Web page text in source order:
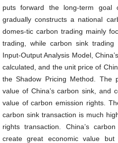
puts forward the long-term goal
gradually constructs a national
domes-tic carbon trading mainly
trading, while carbon sink
Input-Output Analysis Model,
calculated, and the unit price of
the Shadow Pricing Method. The
value of China’s carbon sink, and
value of carbon emission rights.
carbon sink transaction is much
rights transaction. China’s
create great economic value but